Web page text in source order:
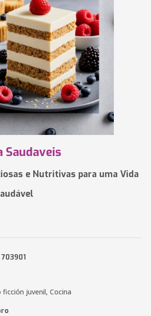
Saudaveis
e Nutritivas para uma Vida
juvenil, Cocina